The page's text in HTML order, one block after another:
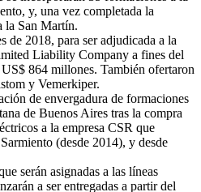
y, una vez completada la
la San Martín.
2018, para ser adjudicada a la
Liability Company a fines del
864 millones. También ofertaron
y Vemerkiper.
de envergadura de formaciones
de Buenos Aires tras la compra
a la empresa CSR que
(desde 2014), y desde
serán asignadas a las líneas
a ser entregadas a partir del